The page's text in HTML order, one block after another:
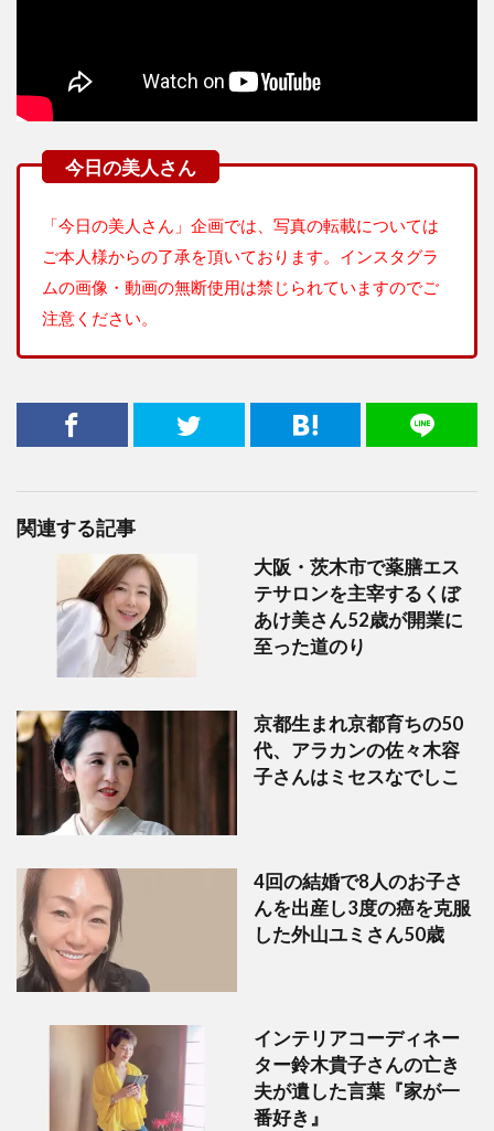
「今日の美人さん」企画では、写真の転載については
ご本人様からの了承を頂いております。インスタグラ
ムの画像・動画の無断使用は禁じられていますのでご
注意ください。
関連する記事
大阪・茨木市で薬膳エス
テサロンを主宰するくぼ
あけ美さん52歳が開業に
至った道のり
京都生まれ京都育ちの50
代、アラカンの佐々木容
子さんはミセスなでしこ
4回の結婚で8人のお子さ
んを出産し3度の癌を克服
した外山ユミさん50歳
インテリアコーディネー
ター鈴木貴子さんの亡き
夫が遺した言葉『家が一
番好き』